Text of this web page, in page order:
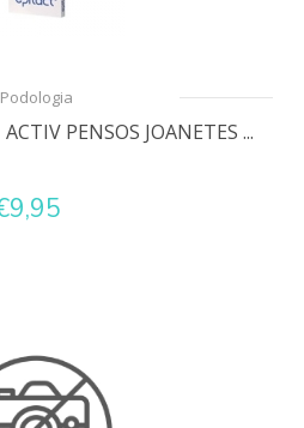
Podologia
PENSOS JOANETES ...